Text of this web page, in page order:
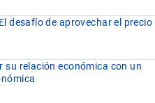
desafío de aprovechar el precio
relación económica con un